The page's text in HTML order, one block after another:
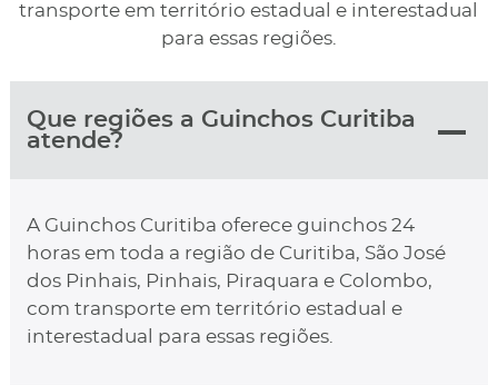
transporte em território estadual e interestadual
para essas regiões.
Que regiões a Guinchos Curitiba
atende?
A Guinchos Curitiba oferece guinchos 24
horas em toda a região de Curitiba, São José
dos Pinhais, Pinhais, Piraquara e Colombo,
com transporte em território estadual e
interestadual para essas regiões.